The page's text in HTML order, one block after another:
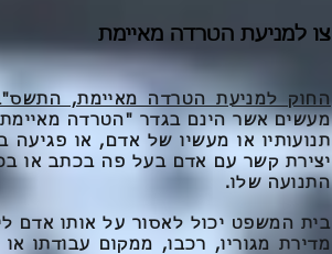
צו למניעת הטרדה מאיימת
החוק למניעת הטרדה מאיימת, התשס"ב-
מעשים אשר הינם בגדר "הטרדה
תנועותיו או מעשיו של אדם, או
יצירת קשר עם אדם בעל פה בכתב או
התנועה שלו.
בית המשפט יכול לאסור על אותו אדם
מדירת מגוריו, רכבו, ממקום עבודתו